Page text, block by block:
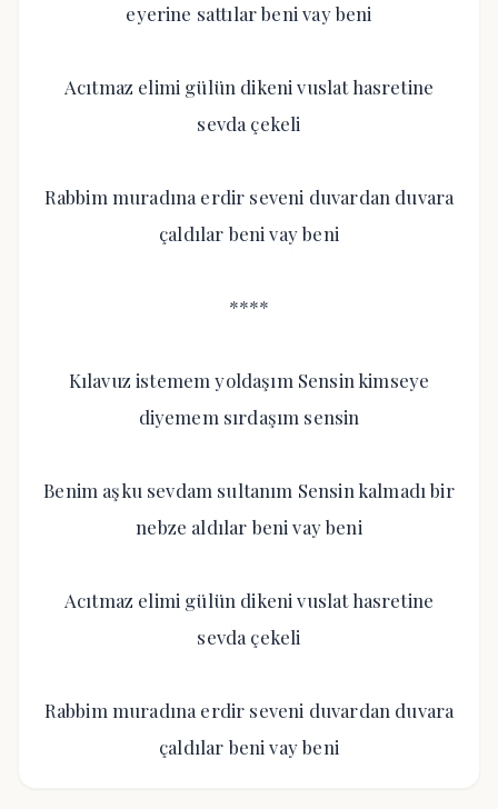
eyerine sattılar beni vay beni
Acıtmaz elimi gülün dikeni vuslat hasretine
sevda çekeli
Rabbim muradına erdir seveni duvardan duvara
çaldılar beni vay beni
****
Kılavuz istemem yoldaşım Sensin kimseye
diyemem sırdaşım sensin
Benim aşku sevdam sultanım Sensin kalmadı bir
nebze aldılar beni vay beni
Acıtmaz elimi gülün dikeni vuslat hasretine
sevda çekeli
Rabbim muradına erdir seveni duvardan duvara
çaldılar beni vay beni